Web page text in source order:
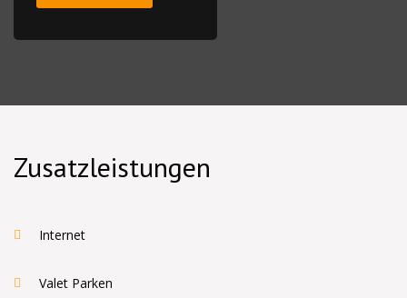
Zusatzleistungen
Internet
Valet Parken